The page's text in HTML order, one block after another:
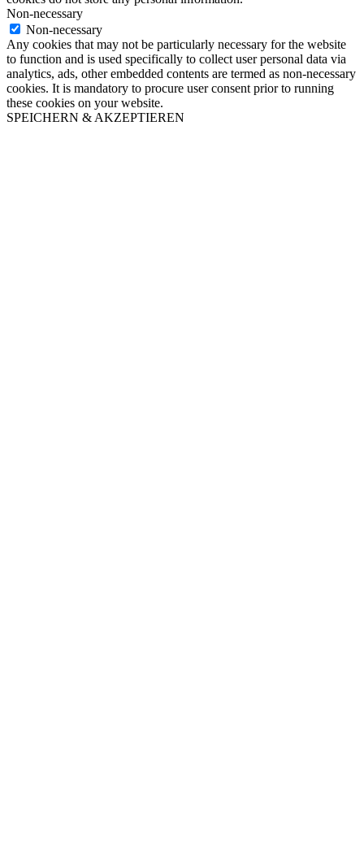
Non-necessary
Non-necessary
Any cookies that may not be particularly necessary for the website
to function and is used specifically to collect user personal data via
analytics, ads, other embedded contents are termed as non-necessary
cookies. It is mandatory to procure user consent prior to running
these cookies on your website.
SPEICHERN & AKZEPTIEREN